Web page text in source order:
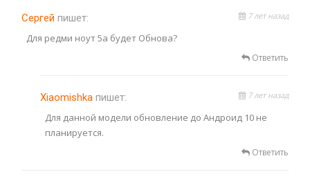
Сергей пишет: 7 лет назад
Для редми ноут 5а будет Обнова?
Ответить
Xiaomishkaпишет: 7 лет назад
Для данной модели обновление до Андроид 10 не
планируется.
Ответить